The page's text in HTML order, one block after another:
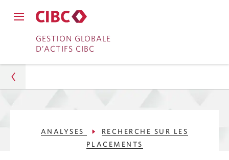
bancaires
navigation
principal.
GESTION GLOBALE
D’ACTIFS CIBC
Fermer
Gestion d’actifs
Analyses
ANALYSES
RECHERCHE SUR LES
PLACEMENTS